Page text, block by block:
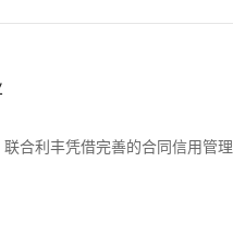
合利丰凭借完善的合同信用管理